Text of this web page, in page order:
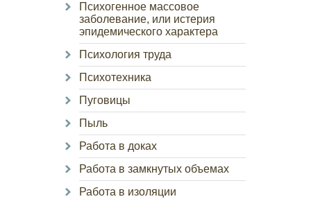
Психогенное массовое
заболевание, или истерия
эпидемического характера
Психология труда
Психотехника
Пуговицы
Пыль
Работа в доках
Работа в замкнутых объемах
Работа в изоляции